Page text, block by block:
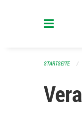
STARTSEITE